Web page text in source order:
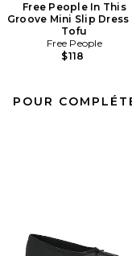
Free People In This
Groove Mini Slip Dress
Tofu
Free People
$118
POUR